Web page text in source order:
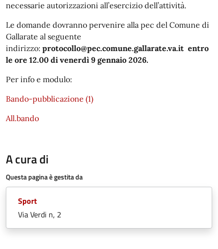
necessarie autorizzazioni all’esercizio dell’attività.
Le domande dovranno pervenire alla pec del Comune di
Gallarate al seguente
indirizzo: protocollo@pec.comune.gallarate.va.it entro
le ore 12.00 di venerdì 9 gennaio 2026.
Per info e modulo:
Bando-pubblicazione (1)
All.bando
A cura di
Questa pagina è gestita da
Sport
Via Verdi n, 2